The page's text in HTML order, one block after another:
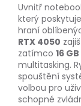
Uvnitř
který
hraní
RTX 4050
zatímco 16
multitasking.
spouštění
volbou pro
schopné